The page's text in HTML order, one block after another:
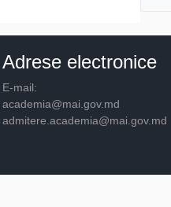
Adrese electronice
E-mail:
academia@mai.gov.md
admitere.academia@mai.gov.md